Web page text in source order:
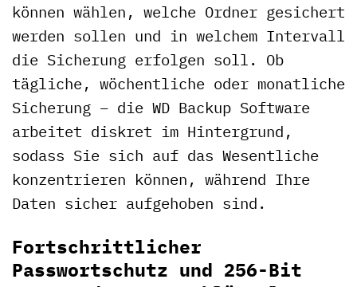
können wählen, welche Ordner gesichert
werden sollen und in welchem Intervall
die Sicherung erfolgen soll. Ob
tägliche, wöchentliche oder monatliche
Sicherung – die WD Backup Software
arbeitet diskret im Hintergrund,
sodass Sie sich auf das Wesentliche
konzentrieren können, während Ihre
Daten sicher aufgehoben sind.
Fortschrittlicher
Passwortschutz und 256-Bit